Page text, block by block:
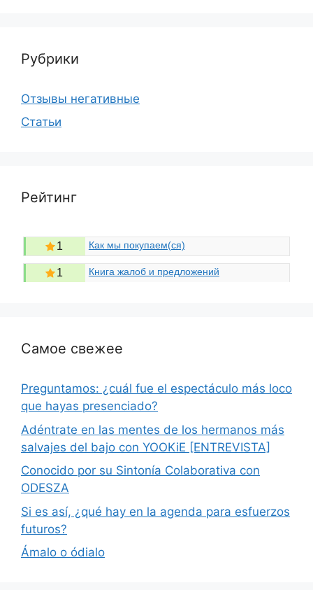
Рубрики
Отзывы негативные
Статьи
Рейтинг
1 Как мы покупаем(ся)
1 Книга жалоб и предложений
Самое свежее
Preguntamos: ¿cuál fue el espectáculo más loco
que hayas presenciado?
Adéntrate en las mentes de los hermanos más
salvajes del bajo con YOOKiE [ENTREVISTA]
Conocido por su Sintonía Colaborativa con
ODESZA
Si es así, ¿qué hay en la agenda para esfuerzos
futuros?
Ámalo o ódialo